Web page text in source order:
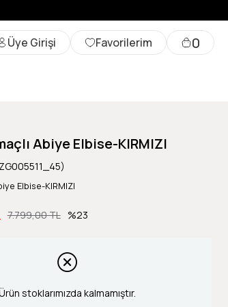
Üye Girişi Favorilerim 0
Abiye Elbise-KIRMIZI
Elbise-KIRMIZI
7.799,00 TL 23
stoklarımızda kalmamıştır.